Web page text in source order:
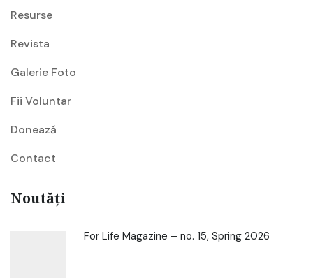
Resurse
Revista
Galerie Foto
Fii Voluntar
Donează
Contact
Noutăți
For Life Magazine – no. 15, Spring 2026